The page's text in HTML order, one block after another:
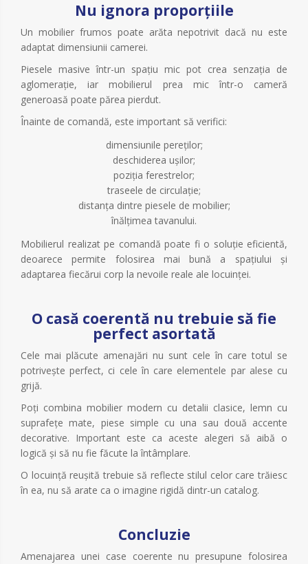
Nu ignora proporțiile
Un mobilier frumos poate arăta nepotrivit dacă nu este
adaptat dimensiunii camerei.
Piesele masive într-un spațiu mic pot crea senzația de
aglomerație, iar mobilierul prea mic într-o cameră
generoasă poate părea pierdut.
Înainte de comandă, este important să verifici:
dimensiunile pereților;
deschiderea ușilor;
poziția ferestrelor;
traseele de circulație;
distanța dintre piesele de mobilier;
înălțimea tavanului.
Mobilierul realizat pe comandă poate fi o soluție eficientă,
deoarece permite folosirea mai bună a spațiului și
adaptarea fiecărui corp la nevoile reale ale locuinței.
O casă coerentă nu trebuie să fie
perfect asortată
Cele mai plăcute amenajări nu sunt cele în care totul se
potrivește perfect, ci cele în care elementele par alese cu
grijă.
Poți combina mobilier modern cu detalii clasice, lemn cu
suprafețe mate, piese simple cu una sau două accente
decorative. Important este ca aceste alegeri să aibă o
logică și să nu fie făcute la întâmplare.
O locuință reușită trebuie să reflecte stilul celor care trăiesc
în ea, nu să arate ca o imagine rigidă dintr-un catalog.
Concluzie
Amenajarea unei case coerente nu presupune folosirea